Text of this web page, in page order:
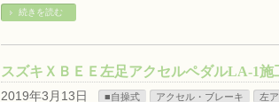
続きを読む
スズキＸＢＥＥ左足アクセルペダルLA-1施
2019年3月13日 ■自操式 アクセル・ブレーキ 左